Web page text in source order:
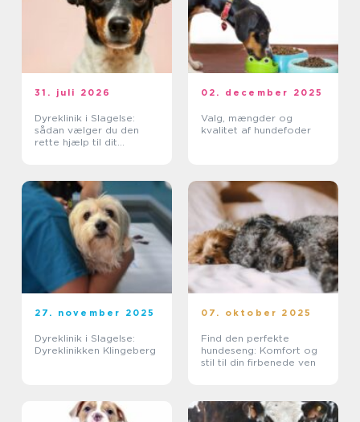
31. juli 2026
Dyreklinik i Slagelse:
sådan vælger du den
rette hjælp til dit
02. december 2025
Valg, mængder og
kvalitet af hundefoder
27. november 2025
Dyreklinik i Slagelse:
Dyreklinikken Klingeberg
07. oktober 2025
Find den perfekte
hundeseng: Komfort og
stil til din firbenede ven